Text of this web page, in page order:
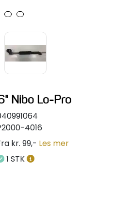
Nibo Lo-Pro
4016
kr. 99,- Les mer
1 STK